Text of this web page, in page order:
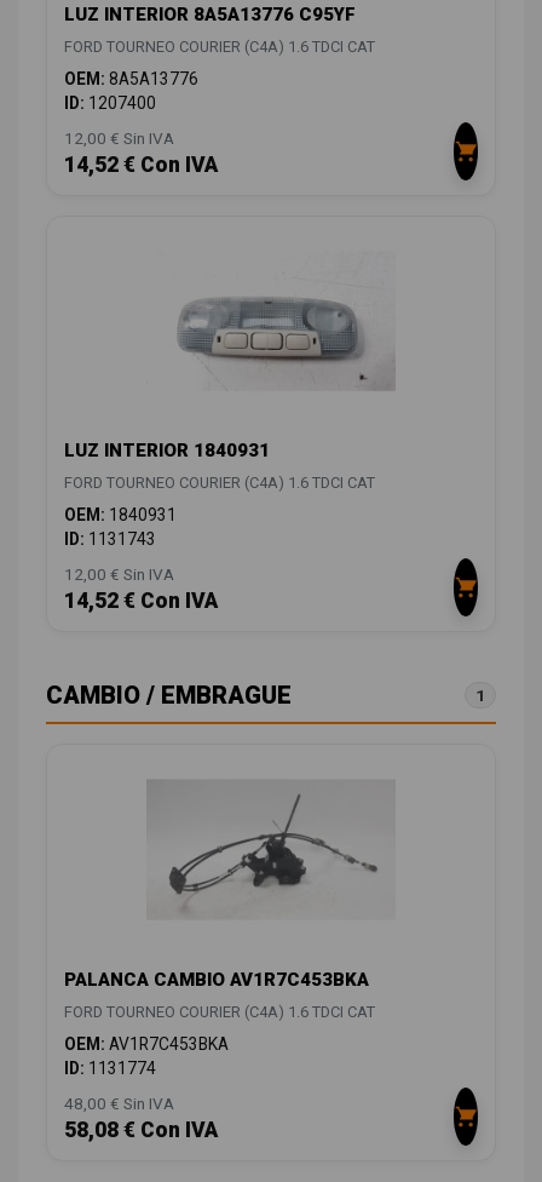
LUZ INTERIOR 8A5A13776 C95YF
FORD TOURNEO COURIER (C4A) 1.6 TDCI CAT
OEM: 8A5A13776
ID: 1207400
12,00 € Sin IVA
14,52 € Con IVA
LUZ INTERIOR 1840931
FORD TOURNEO COURIER (C4A) 1.6 TDCI CAT
OEM: 1840931
ID: 1131743
12,00 € Sin IVA
14,52 € Con IVA
CAMBIO / EMBRAGUE 1
PALANCA CAMBIO AV1R7C453BKA
FORD TOURNEO COURIER (C4A) 1.6 TDCI CAT
OEM: AV1R7C453BKA
ID: 1131774
48,00 € Sin IVA
58,08 € Con IVA